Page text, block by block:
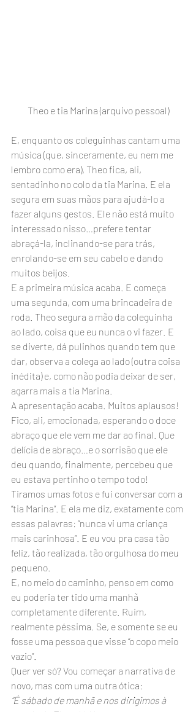
Theo e tia Marina (arquivo pessoal)
E, enquanto os coleguinhas cantam uma
música (que, sinceramente, eu nem me
lembro como era), Theo fica, ali,
sentadinho no colo da tia Marina. E ela
segura em suas mãos para ajudá-lo a
fazer alguns gestos. Ele não está muito
interessado nisso…prefere tentar
abraçá-la, inclinando-se para trás,
enrolando-se em seu cabelo e dando
muitos beijos.
E a primeira música acaba. E começa
uma segunda, com uma brincadeira de
roda. Theo segura a mão da coleguinha
ao lado, coisa que eu nunca o vi fazer. E
se diverte, dá pulinhos quando tem que
dar, observa a colega ao lado (outra coisa
inédita) e, como não podia deixar de ser,
agarra mais a tia Marina.
A apresentação acaba. Muitos aplausos!
Fico, ali, emocionada, esperando o doce
abraço que ele vem me dar ao final. Que
delícia de abraço…e o sorrisão que ele
deu quando, finalmente, percebeu que
eu estava pertinho o tempo todo!
Tiramos umas fotos e fui conversar com a
“tia Marina”. E ela me diz, exatamente com
essas palavras: “nunca vi uma criança
mais carinhosa”. E eu vou pra casa tão
feliz, tão realizada, tão orgulhosa do meu
pequeno.
E, no meio do caminho, penso em como
eu poderia ter tido uma manhã
completamente diferente. Ruim,
realmente péssima. Se, e somente se eu
fosse uma pessoa que visse “o copo meio
vazio”.
Quer ver só? Vou começar a narrativa de
novo, mas com uma outra ótica:
“É sábado de manhã e nos dirigimos à